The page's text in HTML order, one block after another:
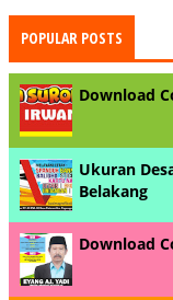
POPULAR POSTS
Download
Ukuran
Belakang
Download